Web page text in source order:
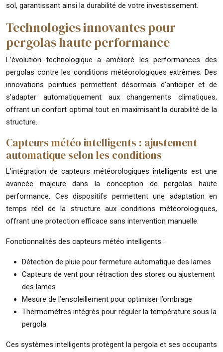
sol, garantissant ainsi la durabilité de votre investissement.
Technologies innovantes pour
pergolas haute performance
L’évolution technologique a amélioré les performances des
pergolas contre les conditions météorologiques extrêmes. Des
innovations pointues permettent désormais d’anticiper et de
s’adapter automatiquement aux changements climatiques,
offrant un confort optimal tout en maximisant la durabilité de la
structure.
Capteurs météo intelligents : ajustement
automatique selon les conditions
L’intégration de capteurs météorologiques intelligents est une
avancée majeure dans la conception de pergolas haute
performance. Ces dispositifs permettent une adaptation en
temps réel de la structure aux conditions météorologiques,
offrant une protection efficace sans intervention manuelle.
Fonctionnalités des capteurs météo intelligents :
Détection de pluie pour fermeture automatique des lames
Capteurs de vent pour rétraction des stores ou ajustement
des lames
Mesure de l’ensoleillement pour optimiser l’ombrage
Thermomètres intégrés pour réguler la température sous la
pergola
Ces systèmes intelligents protègent la pergola et ses occupants